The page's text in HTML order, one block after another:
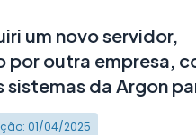
um novo servidor,
por outra empresa,
sistemas da Argon
01/04/2025